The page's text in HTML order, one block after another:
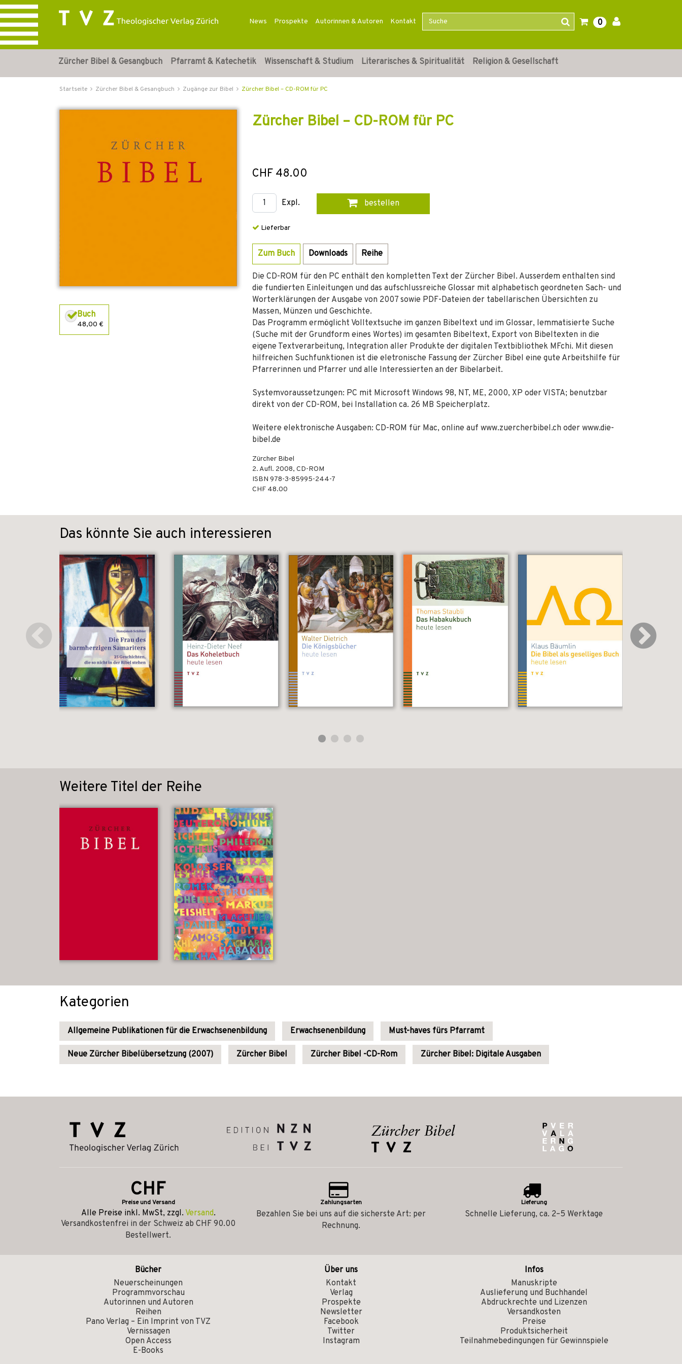
News Prospekte Autorinnen & Autoren Kontakt 0
Zürcher Bibel & Gesangbuch Pfarramt & Katechetik Wissenschaft & Studium Literarisches & Spiritualität Religion & Gesellschaft
Startseite Zürcher Bibel & Gesangbuch Zugänge zur Bibel Zürcher Bibel – CD-ROM für PC
Buch
48,00 €
Zürcher Bibel – CD-ROM für PC
CHF 48.00
Expl. bestellen
Lieferbar
Zum Buch Downloads Reihe
Die CD-ROM für den PC enthält den kompletten Text der Zürcher Bibel. Ausserdem enthalten sind
die fundierten Einleitungen und das aufschlussreiche Glossar mit alphabetisch geordneten Sach- und
Worterklärungen der Ausgabe von 2007 sowie PDF-Dateien der tabellarischen Übersichten zu
Massen, Münzen und Geschichte.
Das Programm ermöglicht Volltextsuche im ganzen Bibeltext und im Glossar, lemmatisierte Suche
(Suche mit der Grundform eines Wortes) im gesamten Bibeltext, Export von Bibeltexten in die
eigene Textverarbeitung, Integration aller Produkte der digitalen Textbibliothek MFchi. Mit diesen
hilfreichen Suchfunktionen ist die eletronische Fassung der Zürcher Bibel eine gute Arbeitshilfe für
Pfarrerinnen und Pfarrer und alle Interessierten an der Bibelarbeit.
Systemvoraussetzungen: PC mit Microsoft Windows 98, NT, ME, 2000, XP oder VISTA; benutzbar
direkt von der CD-ROM, bei Installation ca. 26 MB Speicherplatz.
Weitere elektronische Ausgaben: CD-ROM für Mac, online auf www.zuercherbibel.ch oder www.die-
bibel.de
Zürcher Bibel
2. Aufl. 2008, CD-ROM
ISBN 978-3-85995-244-7
CHF 48.00
Das könnte Sie auch interessieren
Weitere Titel der Reihe
Kategorien
Allgemeine Publikationen für die Erwachsenenbildung Erwachsenenbildung Must-haves fürs Pfarramt
Neue Zürcher Bibelübersetzung (2007) Zürcher Bibel Zürcher Bibel -CD-Rom Zürcher Bibel: Digitale Ausgaben
CHF
Preise und Versand
Alle Preise inkl. MwSt, zzgl. Versand.
Versandkostenfrei in der Schweiz ab CHF 90.00
Bestellwert.
Zahlungsarten
Bezahlen Sie bei uns auf die sicherste Art: per
Rechnung.
Lieferung
Schnelle Lieferung, ca. 2–5 Werktage
Bücher
Neuerscheinungen
Programmvorschau
Autorinnen und Autoren
Reihen
Pano Verlag – Ein Imprint von TVZ
Vernissagen
Open Access
E-Books
Über uns
Kontakt
Verlag
Prospekte
Newsletter
Facebook
Twitter
Instagram
Infos
Manuskripte
Auslieferung und Buchhandel
Abdruckrechte und Lizenzen
Versandkosten
Preise
Produktsicherheit
Teilnahmebedingungen für Gewinnspiele